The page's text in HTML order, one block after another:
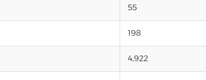
55
198
4,922